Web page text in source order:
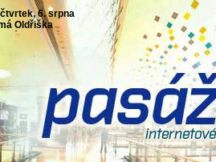
6. srpna
Oldřiška